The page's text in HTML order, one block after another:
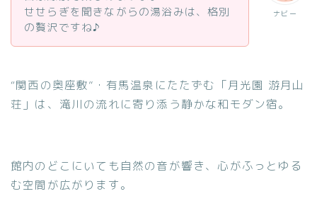
ナビー
せせらぎを聞きながらの湯浴みは、格別
の贅沢ですね♪
“関西の奥座敷”・有馬温泉にたたずむ「月光園 游月山
荘」は、滝川の流れに寄り添う静かな和モダン宿。
館内のどこにいても自然の音が響き、心がふっとゆる
む空間が広がります。